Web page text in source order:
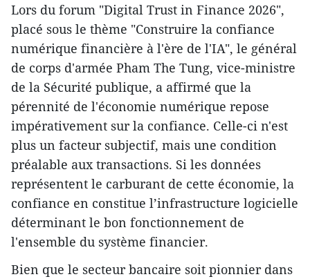
Lors du forum "Digital Trust in Finance 2026",
placé sous le thème "Construire la confiance
numérique financière à l'ère de l'IA", le général
de corps d'armée Pham The Tung, vice-ministre
de la Sécurité publique, a affirmé que la
pérennité de l'économie numérique repose
impérativement sur la confiance. Celle-ci n'est
plus un facteur subjectif, mais une condition
préalable aux transactions. Si les données
représentent le carburant de cette économie, la
confiance en constitue l’infrastructure logicielle
déterminant le bon fonctionnement de
l'ensemble du système financier.
Bien que le secteur bancaire soit pionnier dans